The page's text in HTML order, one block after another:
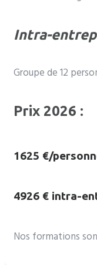
Intra-
Groupe de 12
Prix 2026 :
1625 €/
4926 € intra-
Nos formations